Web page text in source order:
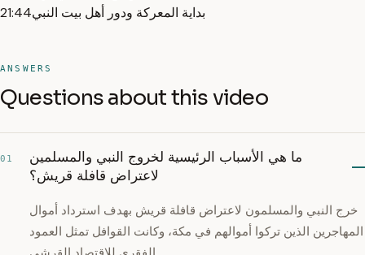
21:44بداية المعركة ودور أهل بيت النبي
ANSWERS
Questions about this video
01
ما هي الأسباب الرئيسية لخروج النبي والمسلمين
لاعتراض قافلة قريش؟
خرج النبي والمسلمون لاعتراض قافلة قريش بهدف استرداد أموال
المهاجرين الذين تركوا أموالهم في مكة، وكانت القوافل تمثل العمود